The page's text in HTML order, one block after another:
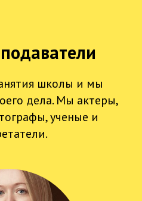
школы и мы
дела. Мы актеры,
ученые и